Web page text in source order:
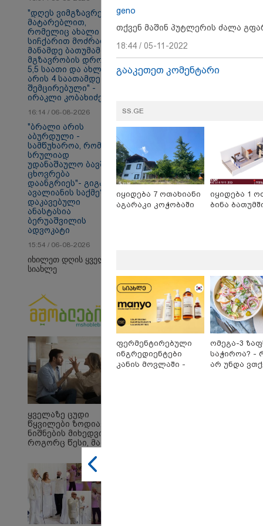
თბილისი - ანტალია
15:54 /
"დღეს ვიმგზავრეთ
მატარებლით,
რომელიც ახალი
სიჩქარით მოძრაობს,
მანამდე ბათუმამდე
მგზავრობის დრო იყო
5,5 საათი და ახლა
არის 4 საათამდე
შემცირებული" -
ირაკლი კობახიძე
16:14 / 06-08-2026
"ბრალი არის
აბურდული -
სამწუხაროა, რომ
სრულიად
უდანაშაულო ბავშვის
ცხოვრება
დაანგრიეს"- გიგა
ავალიანის საქმეზე
დაკავებული
ანასტასია
ბერუაშვილის
ადვოკატი
15:54 / 06-08-2026
იხილეთ დღის ყველა
სიახლე
ყველაზე ცუდი
წყვილები ზოდიაქოს
ნიშნების მიხედვით -
როგორც წესი, მათ არ
ურთიერთობა
geno
თქვენ მაშინ პუტლერის ძალა
18:44 / 05-11-2022
გააკეთეთ კომენტარი
SS.GE
იყიდება 7 ოთახიანი
აგარაკი კოჭობაში
იყიდება 1
ბინა
ფერმენტირებული
ინგრედიენტები
კანის მოვლაში -
ომეგა-3
საჭიროა? -
არ უნდა